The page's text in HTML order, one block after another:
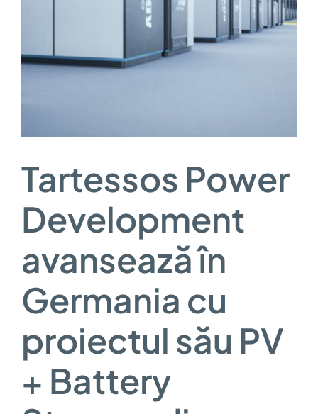
Tartessos Power
Development
avansează în
Germania cu
proiectul său PV
+ Battery